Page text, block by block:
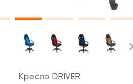
Кресло DRIVER